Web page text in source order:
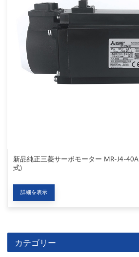
新品純正三菱サーボモーター MR-J4-
式)
詳細を表示
カテゴリー